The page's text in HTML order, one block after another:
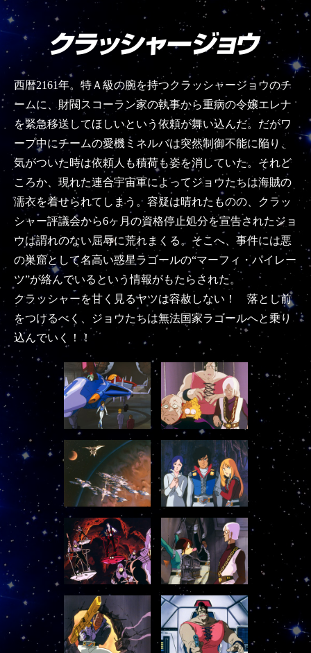
西暦2161年。特Ａ級の腕を持つクラッシャージョウのチ
ームに、財閥スコーラン家の執事から重病の令嬢エレナ
を緊急移送してほしいという依頼が舞い込んだ。だがワ
ープ中にチームの愛機ミネルバは突然制御不能に陥り、
気がついた時は依頼人も積荷も姿を消していた。それど
ころか、現れた連合宇宙軍によってジョウたちは海賊の
濡衣を着せられてしまう。容疑は晴れたものの、クラッ
シャー評議会から6ヶ月の資格停止処分を宣告されたジョ
ウは謂れのない屈辱に荒れまくる。そこへ、事件には悪
の巣窟として名高い惑星ラゴールの“マーフィ・パイレー
ツ”が絡んでいるという情報がもたらされた。
クラッシャーを甘く見るヤツは容赦しない！ 落とし前
をつけるべく、ジョウたちは無法国家ラゴールへと乗り
込んでいく！！